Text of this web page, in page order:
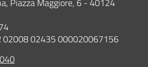
Piazza Maggiore, 6 - 40124
02008 02435 000020067156